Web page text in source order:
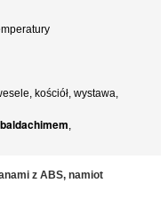
kościół, wystawa,
,
z ABS, namiot